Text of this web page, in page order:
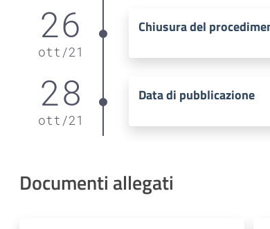
26
ott /21
Chiusura del
28
ott /21
Data di pubblicazione
Documenti allegati